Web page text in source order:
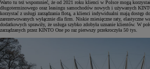
Warto tu też wspomnieć, że od 2021 roku klienci w Polsce mogą
długoterminowego oraz leasingu samochodów nowych i używanych
korzystać z usługi zarządzania flotą, a klienci indywidualni mają dostęp
zarezerwowanych wyłącznie dla firm. Niskie miesięczne raty, elastyczne
dodatkowych sprawiły, że usługa szybko zdobyła uznanie klientów. W
zarządzanych przez KINTO One po raz pierwszy przekroczyła 50 tys.